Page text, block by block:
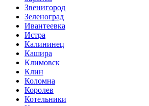
Звенигород
Зеленоград
Ивантеевка
Истра
Калининец
Кашира
Климовск
Клин
Коломна
Королев
Котельники